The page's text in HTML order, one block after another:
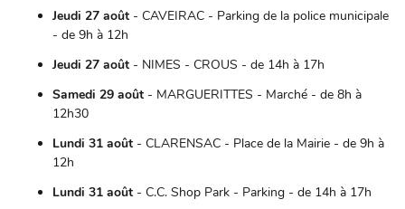
Jeudi 27 août - CAVEIRAC - Parking de la police municipale
- de 9h à 12h
Jeudi 27 août - NIMES - CROUS - de 14h à 17h
Samedi 29 août - MARGUERITTES - Marché - de 8h à
12h30
Lundi 31 août - CLARENSAC - Place de la Mairie - de 9h à
12h
Lundi 31 août - C.C. Shop Park - Parking - de 14h à 17h